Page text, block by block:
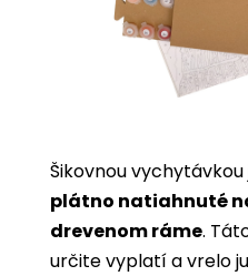
Šikovnou
plátno natiahnuté
drevenom ráme.
určite vyplatí a vrelo